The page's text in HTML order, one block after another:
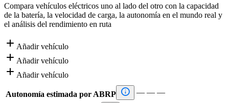
Compara vehículos eléctricos uno al lado del otro con la capacidad
de la batería, la velocidad de carga, la autonomía en el mundo real y
el análisis del rendimiento en ruta
 Añadir vehículo
 Añadir vehículo
 Añadir vehículo
Autonomía estimada por ABRP  — — —